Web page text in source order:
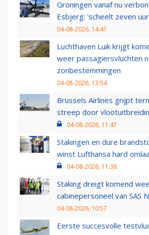
Groningen vanaf nu
Esbjerg: 'scheelt zeven
04-08-2026, 14:41
Luchthaven Luik krijgt
weer passagiersvluchten
zonbestemmingen
04-08-2026, 13:54
Brussels Airlines grijpt
streep door
04-08-2026, 11:47
Stakingen en dure
winst Lufthansa hard
04-08-2026, 11:38
Staking dreigt komend
cabinepersoneel van SAS
04-08-2026, 10:57
Eerste succesvolle